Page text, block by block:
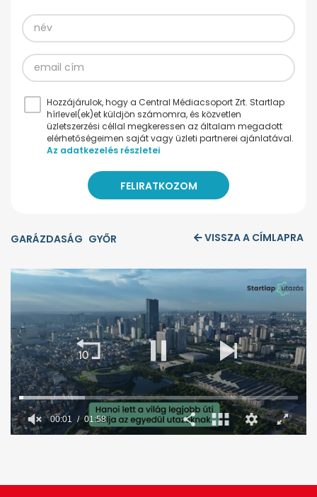
Hozzájárulok, hogy a Central Médiacsoport Zrt. Startlap
hírlevel(ek)et küldjön számomra, és közvetlen
üzletszerzési céllal megkeressen az általam megadott
elérhetőségeimen saját vagy üzleti partnerei ajánlatával.
Az adatkezelés részletei
GARÁZDASÁG GYŐR VISSZA A CÍMLAPRA
minute,
00:02 01:58